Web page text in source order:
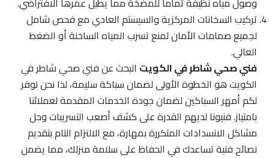
تركيب السخانات المركزية والسيستم العادي مع فحص شامل
لجميع صمامات الأمان لمنع تسرب المياه الساخنة أو الضغط
العالي.
فني صحي شاطر في الكويتالبحث عن فني صحي شاطر في
الكويت هو الخطوة الأولى لضمان سباكة سليمة، لذا نحن نوفر
لكم أمهر السباكين لضمان جودة الخدمات المقدمة لعملائنا
بامتياز. فنيونا لديهم القدرة على كشف أصعب التسريبات وحل
مشاكل الانسدادات المتكررة بمهارة، مع الالتزام التام بتقديم
نصائح فنية تساعدك في الحفاظ على سلامة منزلك، مما يضمن